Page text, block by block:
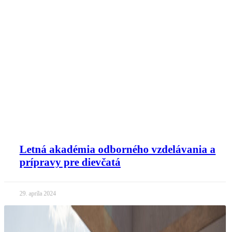
Letná akadémia odborného vzdelávania a
prípravy pre dievčatá
29. apríla 2024